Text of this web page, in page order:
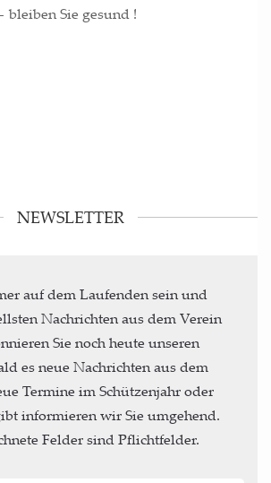
blei­ben Sie gesund !
NEWSLETTER
auf dem Laufenden sein und
Nachrichten aus dem Verein
Sie noch heute unseren
es neue Nachrichten aus dem
Termine im Schützenjahr oder
informieren wir Sie umgehend.
Felder sind Pflichtfelder.